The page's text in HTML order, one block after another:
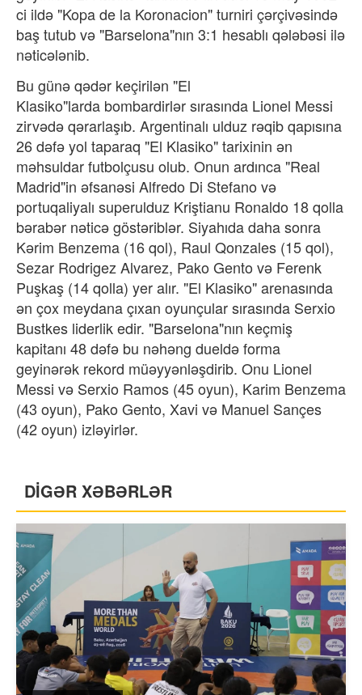
ci ildə "Kopa de la Koronacion" turniri çərçivəsində
baş tutub və "Barselona"nın 3:1 hesablı qələbəsi ilə
nəticələnib.
Bu günə qədər keçirilən "El
Klasiko"larda bombardirlər sırasında Lionel Messi
zirvədə qərarlaşıb. Argentinalı ulduz rəqib qapısına
26 dəfə yol taparaq "El Klasiko" tarixinin ən
məhsuldar futbolçusu olub. Onun ardınca "Real
Madrid"in əfsanəsi Alfredo Di Stefano və
portuqaliyalı superulduz Kriştianu Ronaldo 18 qolla
bərabər nəticə göstəriblər. Siyahıda daha sonra
Kərim Benzema (16 qol), Raul Qonzales (15 qol),
Sezar Rodrigez Alvarez, Pako Gento və Ferenk
Puşkaş (14 qolla) yer alır. "El Klasiko" arenasında
ən çox meydana çıxan oyunçular sırasında Serxio
Bustkes liderlik edir. "Barselona"nın keçmiş
kapitanı 48 dəfə bu nəhəng dueldə forma
geyinərək rekord müəyyənləşdirib. Onu Lionel
Messi və Serxio Ramos (45 oyun), Karim Benzema
(43 oyun), Pako Gento, Xavi və Manuel Sançes
(42 oyun) izləyirlər.
DİGƏR XƏBƏRLƏR